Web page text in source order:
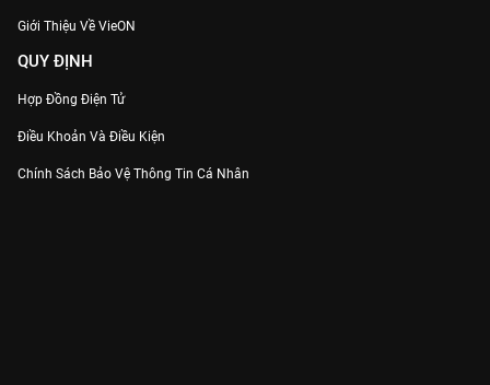
Giới Thiệu Về VieON
QUY ĐỊNH
Hợp Đồng Điện Tử
Điều Khoản Và Điều Kiện
Chính Sách Bảo Vệ Thông Tin Cá Nhân